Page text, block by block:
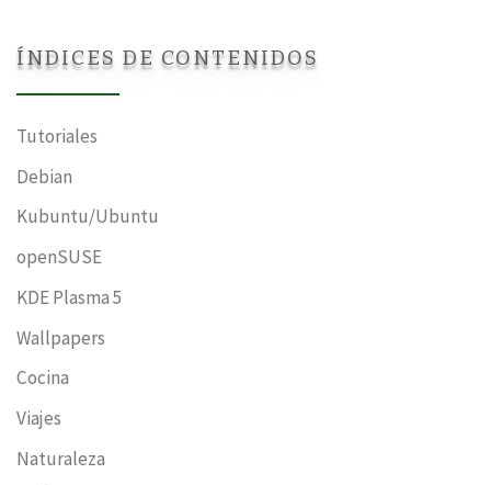
ÍNDICES DE CONTENIDOS
Tutoriales
Debian
Kubuntu/Ubuntu
openSUSE
KDE Plasma 5
Wallpapers
Cocina
Viajes
Naturaleza